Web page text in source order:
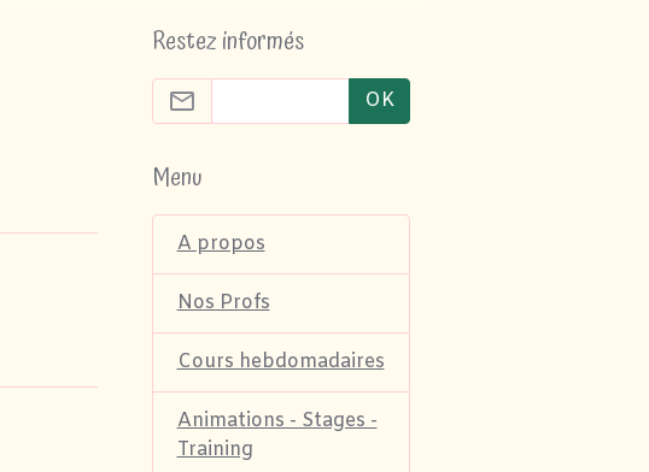
Restez informés
OK
Menu
A propos
Nos Profs
Cours hebdomadaires
Animations - Stages -
Training